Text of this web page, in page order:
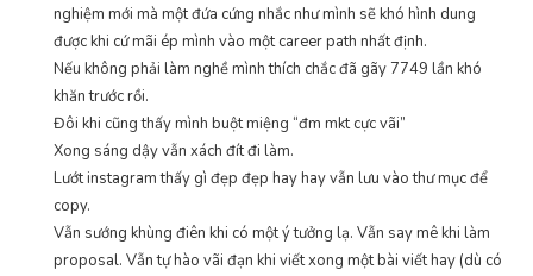
nghiệm mới mà một đứa cứng nhắc như mình sẽ khó hình dung
được khi cứ mãi ép mình vào một career path nhất định.
Nếu không phải làm nghề mình thích chắc đã gãy 7749 lần khó
khăn trước rồi.
Đôi khi cũng thấy mình buột miệng “đm mkt cực vãi”
Xong sáng dậy vẫn xách đít đi làm.
Lướt instagram thấy gì đẹp đẹp hay hay vẫn lưu vào thư mục để
copy.
Vẫn sướng khùng điên khi có một ý tưởng lạ. Vẫn say mê khi làm
proposal. Vẫn tự hào vãi đạn khi viết xong một bài viết hay (dù có